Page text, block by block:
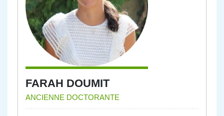
FARAH DOUMIT
ANCIENNE DOCTORANTE